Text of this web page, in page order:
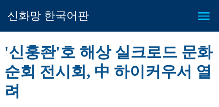
신화망 한국어판
'신훙좐'호 해상 실크로드 문화
순회 전시회, 中 하이커우서 열
려